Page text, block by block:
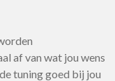
af van wat jou wens
tuning goed bij jou